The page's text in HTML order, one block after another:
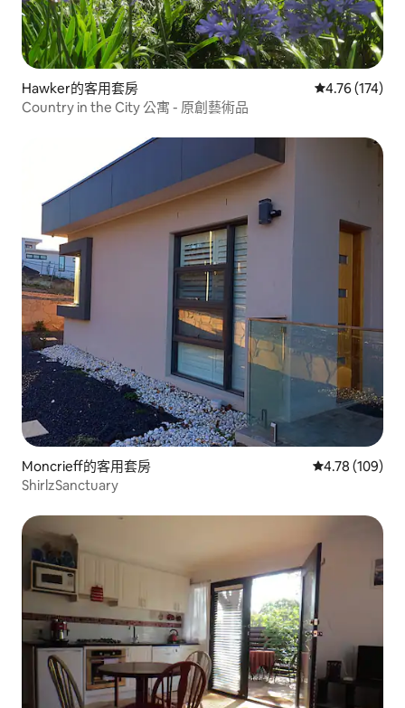
Hawker的客用套房 從 174 則評價
4.76 (174)
Country in the City 公寓 - 原創藝術品
Moncrieff的客用套房 從 109 則評價
4.78 (109)
ShirlzSanctuary